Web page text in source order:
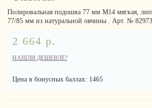
Полировальная подошва 77 мм М14 мягкая,
77/85 мм из натуральной овчины . Арт. №
2 664 р.
НАШЛИ ДЕШЕВЛЕ?
Цена в бонусных баллах: 1465